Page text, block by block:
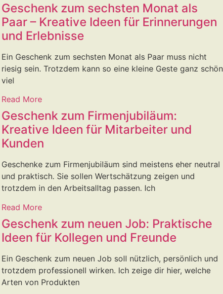
Geschenk zum sechsten Monat als
Paar – Kreative Ideen für Erinnerungen
und Erlebnisse
Ein Geschenk zum sechsten Monat als Paar muss nicht
riesig sein. Trotzdem kann so eine kleine Geste ganz schön
viel
Read More
Geschenk zum Firmenjubiläum:
Kreative Ideen für Mitarbeiter und
Kunden
Geschenke zum Firmenjubiläum sind meistens eher neutral
und praktisch. Sie sollen Wertschätzung zeigen und
trotzdem in den Arbeitsalltag passen. Ich
Read More
Geschenk zum neuen Job: Praktische
Ideen für Kollegen und Freunde
Ein Geschenk zum neuen Job soll nützlich, persönlich und
trotzdem professionell wirken. Ich zeige dir hier, welche
Arten von Produkten